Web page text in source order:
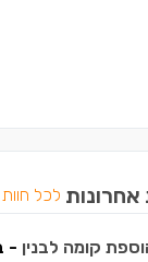
לכל חוות
קומה לבנין -